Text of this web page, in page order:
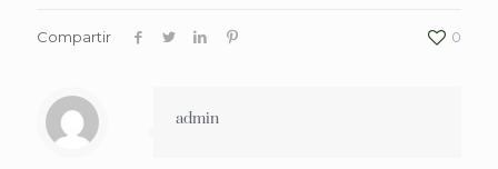
Compartir 0
admin